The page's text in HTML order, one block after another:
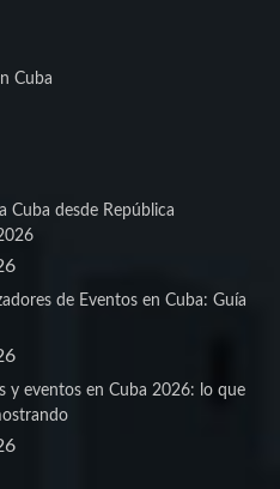
Cuba
Cuba desde República
de Eventos en Cuba: Guía
y eventos en Cuba 2026: lo que